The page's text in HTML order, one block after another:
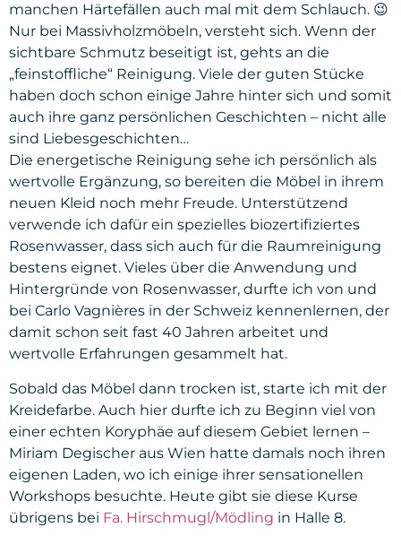
manchen Härtefällen auch mal mit dem Schlauch. 😉
Nur bei Massivholzmöbeln, versteht sich. Wenn der
sichtbare Schmutz beseitigt ist, gehts an die
„feinstoffliche“ Reinigung. Viele der guten Stücke
haben doch schon einige Jahre hinter sich und somit
auch ihre ganz persönlichen Geschichten – nicht alle
sind Liebesgeschichten…
Die energetische Reinigung sehe ich persönlich als
wertvolle Ergänzung, so bereiten die Möbel in ihrem
neuen Kleid noch mehr Freude. Unterstützend
verwende ich dafür ein spezielles biozertifiziertes
Rosenwasser, dass sich auch für die Raumreinigung
bestens eignet. Vieles über die Anwendung und
Hintergründe von Rosenwasser, durfte ich von und
bei Carlo Vagnières in der Schweiz kennenlernen, der
damit schon seit fast 40 Jahren arbeitet und
wertvolle Erfahrungen gesammelt hat.
Sobald das Möbel dann trocken ist, starte ich mit der
Kreidefarbe. Auch hier durfte ich zu Beginn viel von
einer echten Koryphäe auf diesem Gebiet lernen –
Miriam Degischer aus Wien hatte damals noch ihren
eigenen Laden, wo ich einige ihrer sensationellen
Workshops besuchte. Heute gibt sie diese Kurse
übrigens bei Fa. Hirschmugl/Mödling in Halle 8.